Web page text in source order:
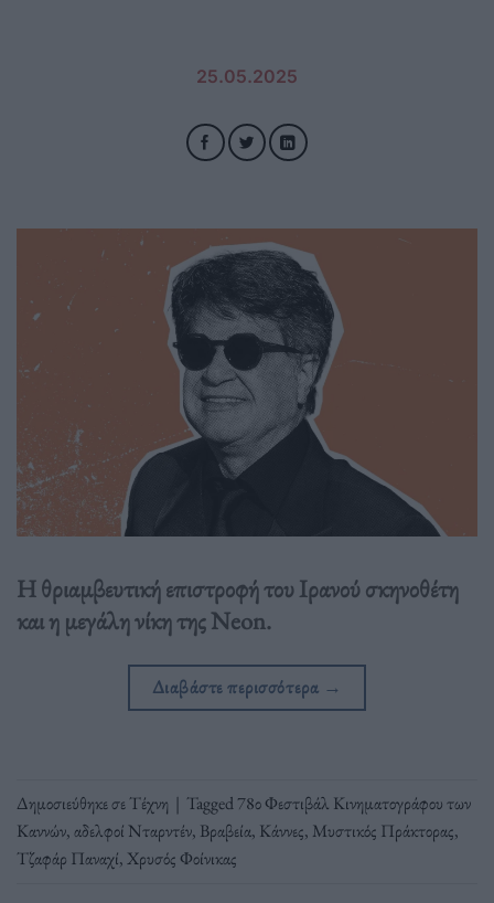
25.05.2025
H θριαμβευτική επιστροφή του Ιρανού σκηνοθέτη
και η μεγάλη νίκη της Neon.
Διαβάστε περισσότερα →
Δημοσιεύθηκε σεΤέχνη | Tagged78ο Φεστιβάλ Κινηματογράφου των
Καννών,αδελφοί Νταρντέν, Βραβεία, Κάννες, Μυστικός Πράκτορας,
Τζαφάρ Παναχί,Χρυσός Φοίνικας